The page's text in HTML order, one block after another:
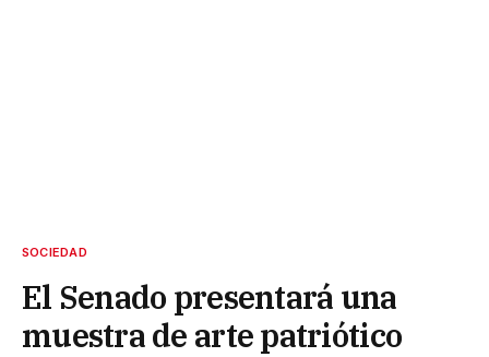
SOCIEDAD
El Senado presentará una
muestra de arte patriótico